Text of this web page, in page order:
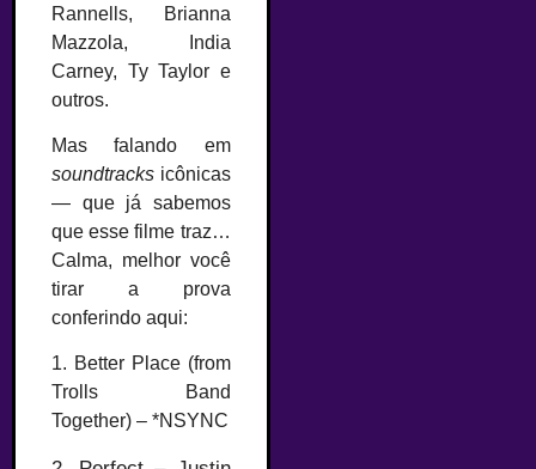
Rannells, Brianna
Mazzola, India
Carney, Ty Taylor e
outros.
Mas falando em
soundtracks icônicas
— que já sabemos
que esse filme traz…
Calma, melhor você
tirar a prova
conferindo aqui:
1. Better Place (from
Trolls Band
Together) – *NSYNC